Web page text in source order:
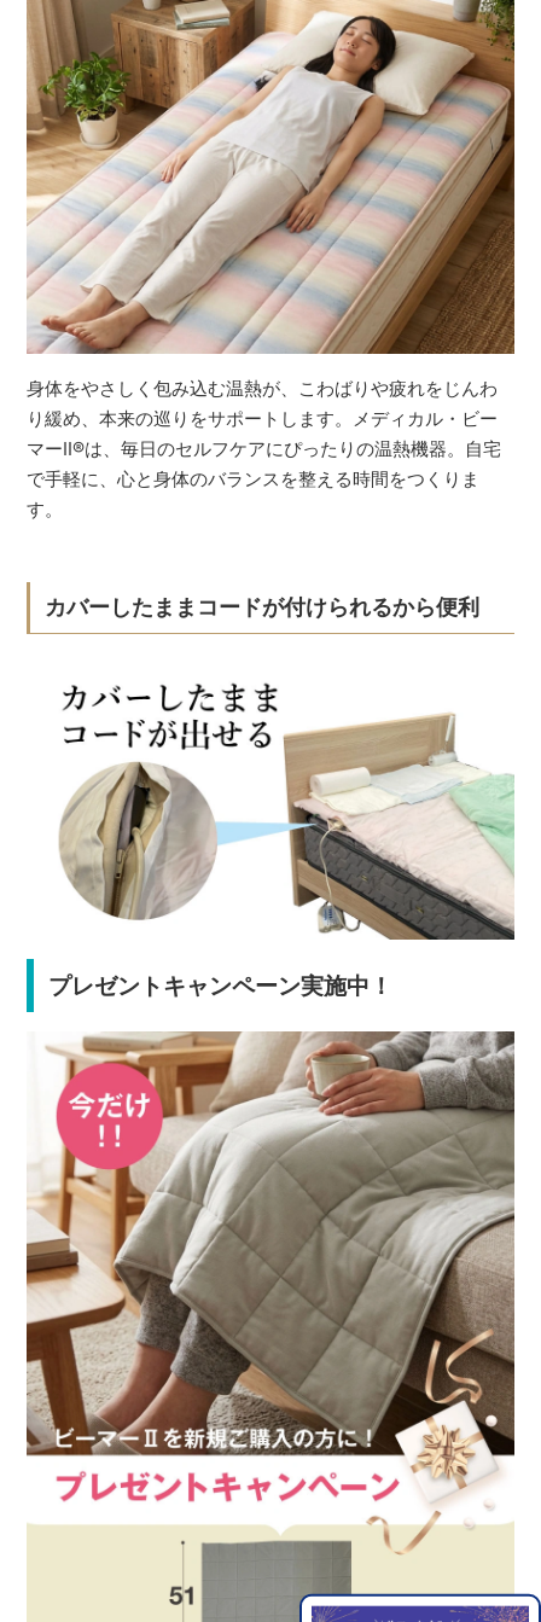
身体をやさしく包み込む温熱が、こわばりや疲れをじんわ
り緩め、本来の巡りをサポートします。メディカル・ビー
マーⅡ®は、毎日のセルフケアにぴったりの温熱機器。自宅
で手軽に、心と身体のバランスを整える時間をつくりま
す。
カバーしたままコードが付けられるから便利
プレゼントキャンペーン実施中！